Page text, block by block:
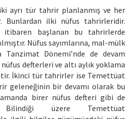
iki ayrı tür tahrir planlanmış ve her
Bunlardan ilki nüfus tahrirleridir.
itibaren başlanan bu tahrirlerde
Nüfus sayımlarına, mal-mülk
Tanzimat Dönemi’nde de devam
defterleri ve altı aylık yoklama
İkinci tür tahrirler ise Temettüat
geleneğinin bir devamı olarak bu
birer nüfus defteri gibi de
üzere Temettüat